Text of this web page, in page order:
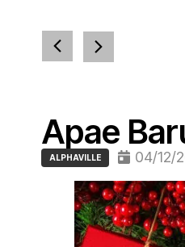
Apae
ALPHAVILLE 04/12/